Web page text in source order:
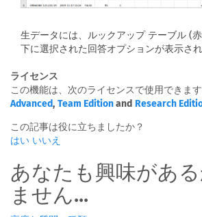
生データには、ルックアップ テーブル (
下に選択された回答オプションが表示され
ライセンス
この機能は、次のライセンスで使用できます
Advanced, Team Editionand Research
この記事は役に立ちましたか？
はい いいえ
あなたも興味があ
ません...